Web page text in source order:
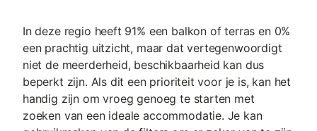
In deze regio heeft 91% een balkon of terras en 0%
een prachtig uitzicht, maar dat vertegenwoordigt
niet de meerderheid, beschikbaarheid kan dus
beperkt zijn. Als dit een prioriteit voor je is, kan het
handig zijn om vroeg genoeg te starten met
zoeken van een ideale accommodatie. Je kan